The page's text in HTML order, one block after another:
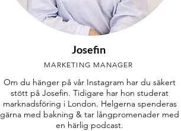
Josefin
MARKETING MANAGER
Om du hänger på vår Instagram har du säkert
stött på Josefin. Tidigare har hon studerat
marknadsföring i London. Helgerna spenderas
gärna med bakning & tar långpromenader med
en härlig podcast.